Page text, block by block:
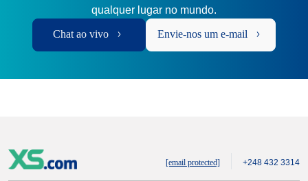
qualquer lugar no mundo.
Chat ao vivo Envie-nos um e-mail
[email protected] +248 432 3314